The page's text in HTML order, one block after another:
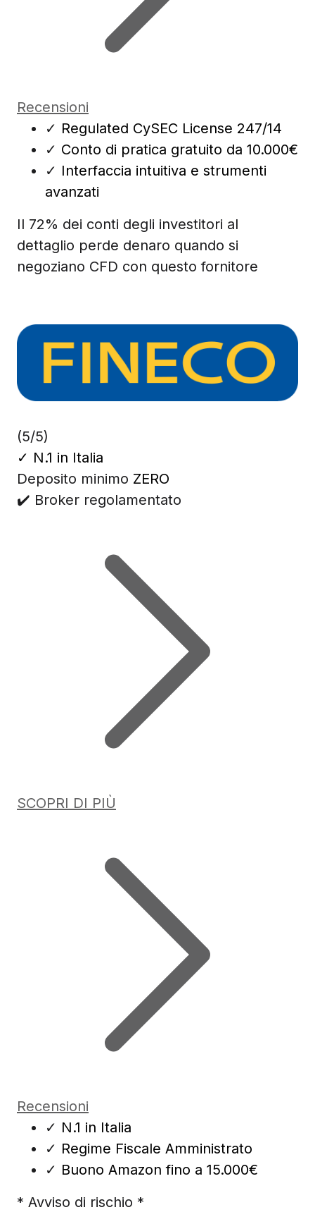
Recensioni
✓ Regulated CySEC License 247/14
✓ Conto di pratica gratuito da 10.000€
✓ Interfaccia intuitiva e strumenti
avanzati
Il 72% dei conti degli investitori al
dettaglio perde denaro quando si
negoziano CFD con questo fornitore
(5/5)
✓ N.1 in Italia
Deposito minimo ZERO
✔️ Broker regolamentato
SCOPRI DI PIÙ
Recensioni
✓ N.1 in Italia
✓ Regime Fiscale Amministrato
✓ Buono Amazon fino a 15.000€
* Avviso di rischio *